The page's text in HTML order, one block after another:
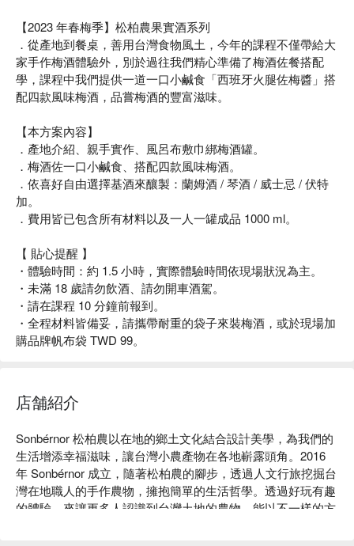
【2023 年春梅季】松柏農果實酒系列
．從產地到餐桌，善用台灣食物風土，今年的課程不僅帶給大
家手作梅酒體驗外，別於過往我們精心準備了梅酒佐餐搭配
學，課程中我們提供一道一口小鹹食「西班牙火腿佐梅醬」搭
配四款風味梅酒，品嘗梅酒的豐富滋味。
【本方案內容】
．產地介紹、親手實作、風呂布敷巾綁梅酒罐。
．梅酒佐一口小鹹食、搭配四款風味梅酒。
．依喜好自由選擇基酒來釀製：蘭姆酒 / 琴酒 / 威士忌 / 伏特
加。
．費用皆已包含所有材料以及一人一罐成品 1000 ml。
【 貼心提醒 】
・體驗時間：約 1.5 小時，實際體驗時間依現場狀況為主。
・未滿 18 歲請勿飲酒、請勿開車酒駕。
・請在課程 10 分鐘前報到。
・全程材料皆備妥，請攜帶耐重的袋子來裝梅酒，或於現場加
購品牌帆布袋 TWD 99。
店舗紹介
Sonbérnor 松柏農以在地的鄉土文化結合設計美學，為我們的
生活增添幸福滋味，讓台灣小農產物在各地嶄露頭角。2016
年 Sonbérnor 成立，隨著松柏農的腳步，透過人文行旅挖掘台
灣在地職人的手作農物，擁抱簡單的生活哲學。透過好玩有趣
的體驗，來讓更多人認識到台灣土地的農物，能以不一樣的方